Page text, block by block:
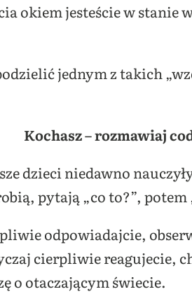
okiem jesteście w
jednym z takich
Kochasz – rozmawiaj
dzieci niedawno
pytają „co to?”, potem
odpowiadajcie,
cierpliwie reagujecie,
o otaczającym świecie.